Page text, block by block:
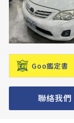
Goo鑑定書
聯絡我們